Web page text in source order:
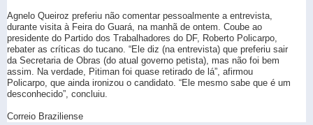
Agnelo Queiroz preferiu não comentar pessoalmente a entrevista,
durante visita à Feira do Guará, na manhã de ontem. Coube ao
presidente do Partido dos Trabalhadores do DF, Roberto Policarpo,
rebater as críticas do tucano. “Ele diz (na entrevista) que preferiu sair
da Secretaria de Obras (do atual governo petista), mas não foi bem
assim. Na verdade, Pitiman foi quase retirado de lá”, afirmou
Policarpo, que ainda ironizou o candidato. “Ele mesmo sabe que é um
desconhecido”, concluiu.
Correio Braziliense